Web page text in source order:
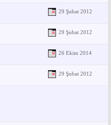
29 Şubat 2012
29 Şubat 2012
26 Ekim 2014
29 Şubat 2012